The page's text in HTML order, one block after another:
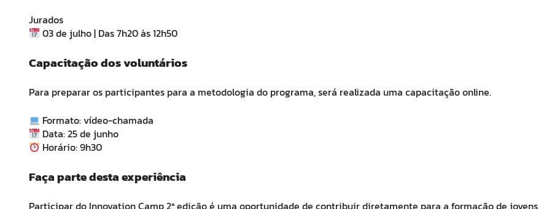
Jurados
03 de julho | Das 7h20 às 12h50
Capacitação dos voluntários
Para preparar os participantes para a metodologia do programa, será realizada uma capacitação online.
Formato: vídeo-chamada
Data: 25 de junho
Horário: 9h30
Faça parte desta experiência